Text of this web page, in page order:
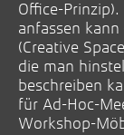
Office-
anfassen
(Creative
die man
beschreiben
für Ad-Hoc-
Workshop-